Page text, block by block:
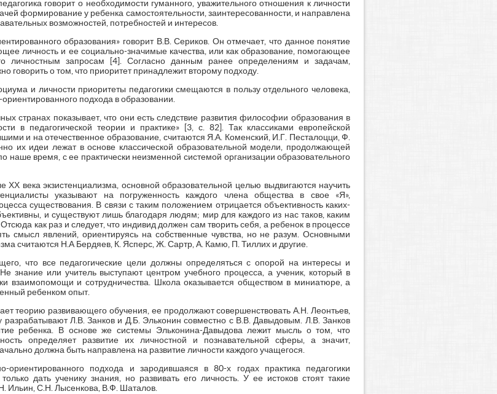
говорит о необходимости гуманного, уважительного отношения к личности
формирование у ребенка самостоятельности, заинтересованности, и направлена
возможностей, потребностей и интересов.
образования» говорит В.В. Сериков. Он отмечает, что данное понятие
личность и ее социально-значимые качества, или как образование, помогающее
личностным запросам [4]. Согласно данным ранее определениям и задачам,
говорить о том, что приоритет принадлежит второму подходу.
и личности приоритеты педагогики смещаются в пользу отдельного человека,
подхода в образовании.
странах показывает, что они есть следствие развития философии образования в
в педагогической теории и практике» [3, с. 82]. Так классиками европейской
и на отечественное образование, считаются Я.А. Коменский, И.Г. Песталоцци, Ф.
их идеи лежат в основе классической образовательной модели, продолжающей
наше время, с ее практически неизменной системой организации образовательного
века экзистенциализма, основной образовательной целью выдвигаются научить
указывают на погруженность каждого члена общества в свое «Я»,
существования. В связи с таким положением отрицается объективность каких-
и существуют лишь благодаря людям; мир для каждого из нас таков, каким
как раз и следует, что индивид должен сам творить себя, а ребенок в процессе
смысл явлений, ориентируясь на собственные чувства, но не разум. Основными
считаются Н.А Бердяев, К. Ясперс, Ж. Сартр, А. Камю, П. Тиллих и другие.
что все педагогические цели должны определяться с опорой на интересы и
знание или учитель выступают центром учебного процесса, а ученик, который в
взаимопомощи и сотрудничества. Школа оказывается обществом в миниатюре, а
ребенком опыт.
теорию развивающего обучения, ее продолжают совершенствовать А.Н. Леонтьев,
разрабатывают Л.В. Занков и Д.Б. Эльконин совместно с В.В. Давыдовым. Л.В. Занков
ребенка. В основе же системы Эльконина-Давыдова лежит мысль о том, что
определяет развитие их личностной и познавательной сферы, а значит,
должна быть направлена на развитие личности каждого учащегося.
ориентированного подхода и зародившаяся в 80-х годах практика педагогики
дать ученику знания, но развивать его личность. У ее истоков стоят такие
Ильин, С.Н. Лысенкова, В.Ф. Шаталов.